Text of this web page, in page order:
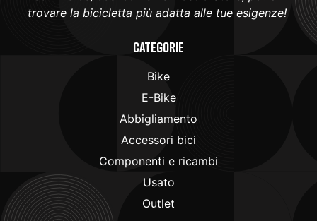
trovare la bicicletta più adatta alle tue esigenze!
Categorie
Bike
E-Bike
Abbigliamento
Accessori bici
Componenti e ricambi
Usato
Outlet